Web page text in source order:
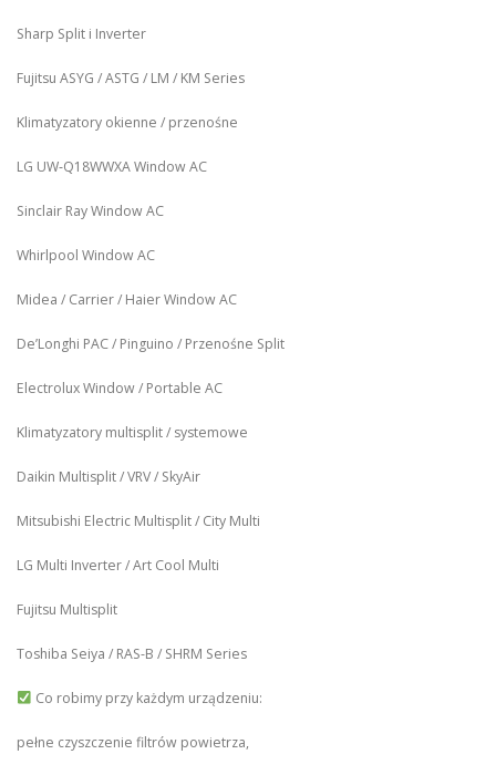
Sharp Split i Inverter
Fujitsu ASYG / ASTG / LM / KM Series
Klimatyzatory okienne / przenośne
LG UW‑Q18WWXA Window AC
Sinclair Ray Window AC
Whirlpool Window AC
Midea / Carrier / Haier Window AC
De’Longhi PAC / Pinguino / Przenośne Split
Electrolux Window / Portable AC
Klimatyzatory multisplit / systemowe
Daikin Multisplit / VRV / SkyAir
Mitsubishi Electric Multisplit / City Multi
LG Multi Inverter / Art Cool Multi
Fujitsu Multisplit
Toshiba Seiya / RAS-B / SHRM Series
Co robimy przy każdym urządzeniu:
pełne czyszczenie filtrów powietrza,